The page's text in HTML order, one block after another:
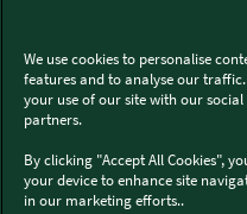
Vorwerk Italia s.a.s. di
C.F. e P.Iva 00793630153
Chi siamo
Informativa Privacy &
Licenza dati ai sensi del Regolamento
We use cookies to personalise
features and to analyse our
your use of our site with our
partners.
By clicking "Accept All Cookies",
your device to enhance site
in our marketing efforts..